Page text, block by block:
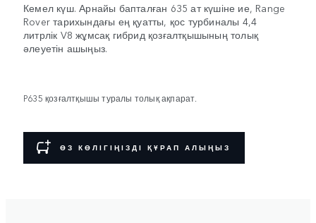
Кемел күш. Арнайы бапталған 635 ат күшіне ие, Range
Rover тарихындағы ең қуатты, қос турбиналы 4,4
литрлік V8 жұмсақ гибрид қозғалтқышының толық
әлеуетін ашыңыз.
P635 қозғалтқышы туралы толық ақпарат.
ӨЗ КӨЛІГІҢІЗДІ ҚҰРАП АЛЫҢЫЗ